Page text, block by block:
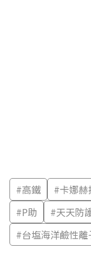
#高鐵 #卡娜赫
#P助 #天天防
#台塩海洋鹼性離